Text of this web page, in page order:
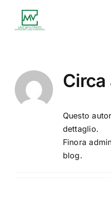
contenuto
Chi
Circa
Questo
dettaglio.
Finora
blog.